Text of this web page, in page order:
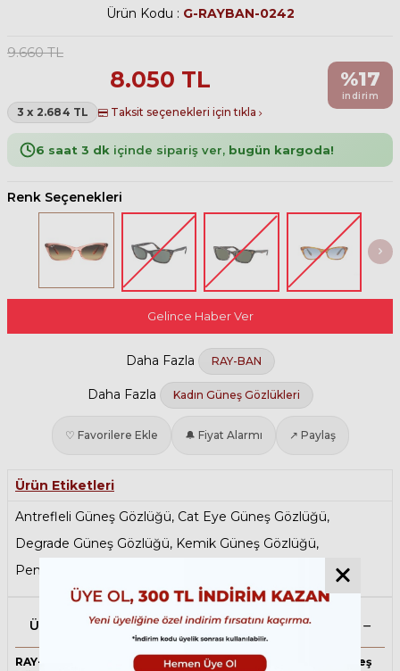
Ürün Kodu : G-RAYBAN-0242
9.660TL
8.050 TL
3 x 2.684 TL Taksit seçenekleri için tıkla
%17
indirim
6 saat 3 dk içinde sipariş ver, bugün kargoda!
Renk Seçenekleri
Gelince Haber Ver
Daha Fazla RAY-BAN
Daha Fazla Kadın Güneş Gözlükleri
♡ Favorilere Ekle 🔔 Fiyat Alarmı ↗ Paylaş
Ürün Etiketleri
Antrefleli Güneş Gözlüğü, Cat Eye Güneş Gözlüğü,
Degrade Güneş Gözlüğü, Kemik Güneş Gözlüğü,
Pembe Güneş Gözlüğü
Ray-Ban Kadın Güneş Gözlüğü
Ürün Açıklaması
RAY-BAN Lady Burbank 2299 1344BG 52 Pembe Kadın Güneş